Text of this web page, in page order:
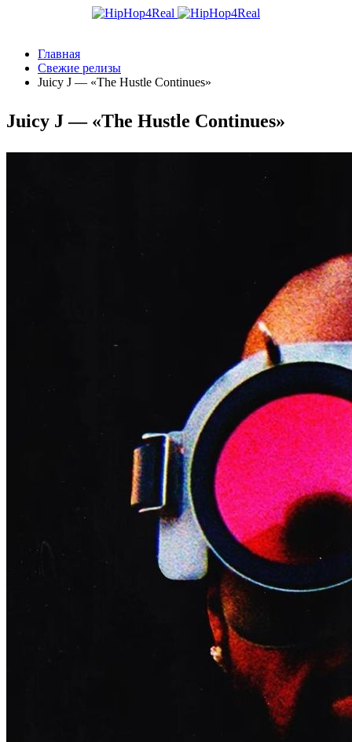
Главная
Свежие релизы
Juicy J — «The Hustle Continues»
Juicy J — «The Hustle Continues»